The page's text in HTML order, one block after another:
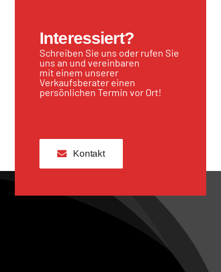
Interessiert?
Schreiben Sie uns oder rufen Sie
uns an und vereinbaren
mit einem unserer
Verkaufsberater einen
persönlichen Termin vor Ort!
Kontakt